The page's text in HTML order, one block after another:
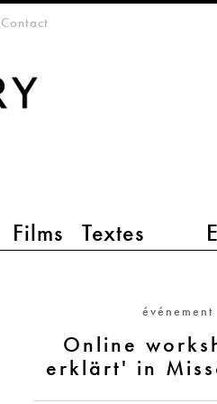
Films Textes
Contact
événement
Online
erklärt' in